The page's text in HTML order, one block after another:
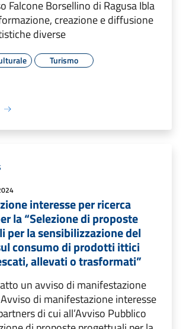
Falcone Borsellino di Ragusa Ibla
creazione e diffusione
diverse
Turismo
interesse per ricerca
la “Selezione di proposte
per la sensibilizzazione del
consumo di prodotti ittici
allevati o trasformati”
un avviso di manifestazione
di manifestazione interesse
di cui all’Avviso Pubblico